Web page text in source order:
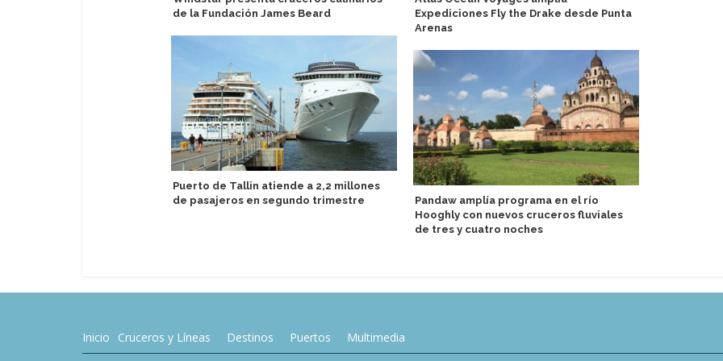
de la Fundación James Beard
Puerto de Tallin atiende a 2,2 millones
de pasajeros en segundo trimestre
Expediciones Fly the Drake desde Punta
Arenas
Pandaw amplía programa en el río
Hooghly con nuevos cruceros fluviales
de tres y cuatro noches
Inicio Cruceros y Líneas Destinos Puertos Multimedia